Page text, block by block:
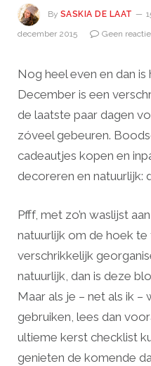
By SASKIA DE LAAT
december 2015
Geen
Nog heel even en dan
December is een
de laatste paar dagen
zóveel gebeuren.
cadeautjes kopen en
decoreren en natuurlijk:
Pfff, met zo’n waslijst
natuurlijk om de hoek te
verschrikkelijk
natuurlijk, dan is deze
Maar als je – net als ik
gebruiken, lees dan
ultieme kerst checklist
genieten de komende